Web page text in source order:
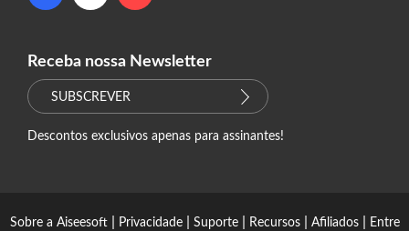
Receba nossa Newsletter
SUBSCREVER
Descontos exclusivos apenas para assinantes!
Sobre a Aiseesoft| Privacidade| Suporte| Recursos| Afiliados| Entre